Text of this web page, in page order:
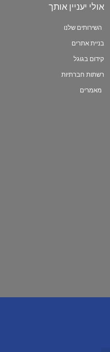
אולי יעניין אותך
השירותים שלנו
בניית אתרים
קידום בגוגל
רשתות חברתיות
מאמרים